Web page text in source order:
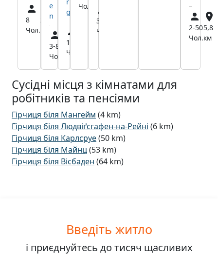
8
Чол.
20,2
e
n
3-8
Чол.
21,7
км
g
1-8
Чол.
Чол.
3-50
Чол.
2-50
Чол.
5,8
км
Сусідні місця з кімнатами для
робітників та пенсіями
Гірчиця біля Мангейм (4 km)
Гірчиця біля Людвіґсгафен-на-Рейні (6 km)
Гірчиця біля Карлсруе(50 km)
Гірчиця біля Майнц(53 km)
Гірчиця біля Вісбаден (64 km)
Введіть житло
і приєднуйтесь до тисяч щасливих